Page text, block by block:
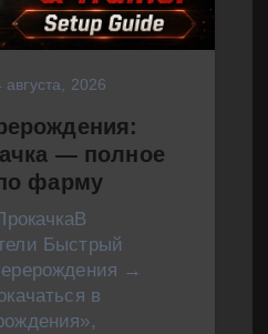
августа, 2026
— полное
фарму
Быстрый
→
в